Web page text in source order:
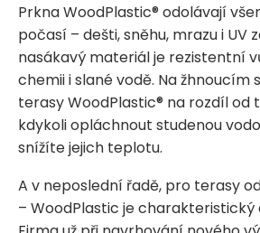
Prkna WoodPlastic® odolávají
počasí – dešti, sněhu, mrazu i UV
nasákavý materiál je rezistentní
chemii i slané vodě. Na žhnoucím
terasy WoodPlastic® na rozdíl od
kdykoli opláchnout studenou
snížíte jejich teplotu.
A v neposlední řadě, pro terasy
– WoodPlastic je